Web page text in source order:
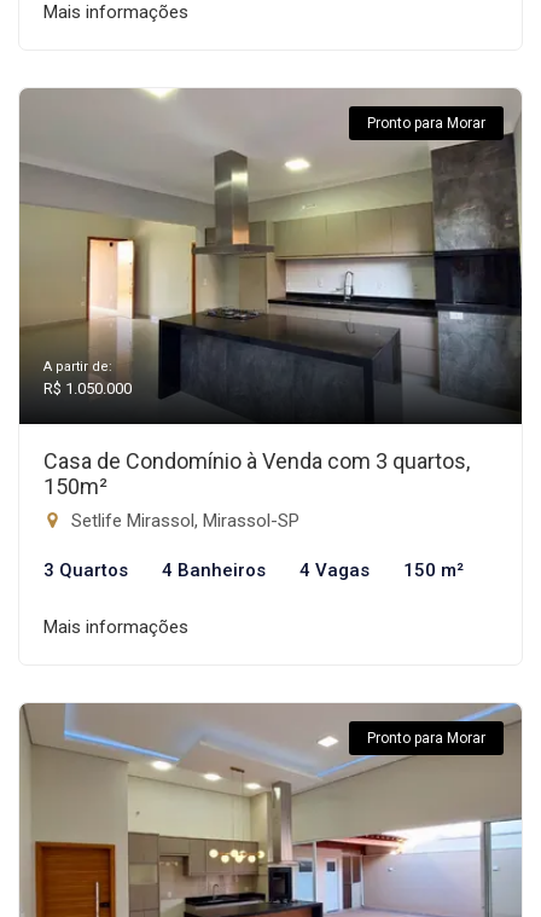
Mais informações
Pronto para Morar
A partir de:
R$ 1.050.000
Casa de Condomínio à Venda com 3 quartos,
150m²
Setlife Mirassol, Mirassol-SP
3 Quartos 4 Banheiros 4 Vagas 150 m²
Mais informações
Pronto para Morar